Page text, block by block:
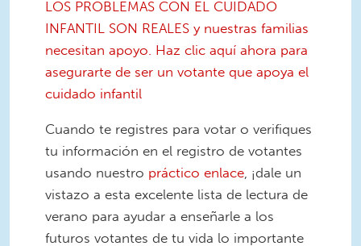
LOS PROBLEMAS CON EL CUIDADO
INFANTIL SON REALES y nuestras familias
necesitan apoyo. Haz clic aquí ahora para
asegurarte de ser un votante que apoya el
cuidado infantil
Cuando te registres para votar o verifiques
tu información en el registro de votantes
usando nuestro práctico enlace, ¡dale un
vistazo a esta excelente lista de lectura de
verano para ayudar a enseñarle a los
futuros votantes de tu vida lo importante